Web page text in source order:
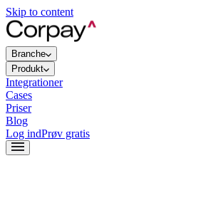
Skip to content
Branche
Produkt
Integrationer
Cases
Priser
Blog
Log indPrøv gratis